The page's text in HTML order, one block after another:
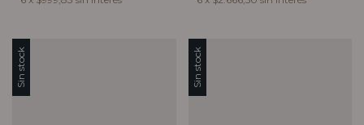
Sin stock Sin stock